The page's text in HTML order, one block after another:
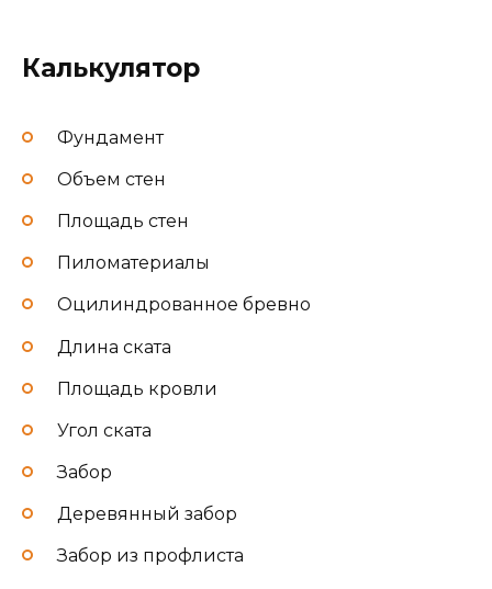
Калькулятор
Фундамент
Объем стен
Площадь стен
Пиломатериалы
Оцилиндрованное бревно
Длина ската
Площадь кровли
Угол ската
Забор
Деревянный забор
Забор из профлиста